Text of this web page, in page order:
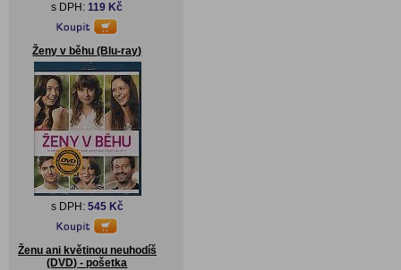
s DPH:119 Kč
Ženy v běhu (Blu-ray)
s DPH: 545 Kč
Ženu ani květinou neuhodíš
(DVD) - pošetka